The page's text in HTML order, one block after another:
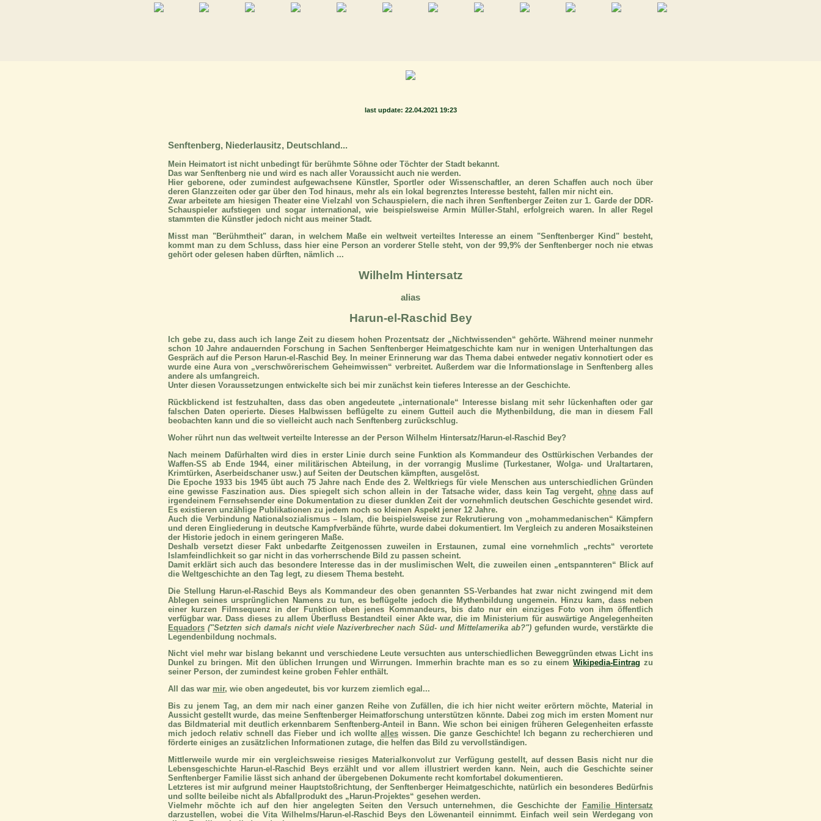
last update: 22.04.2021 19:23
Senftenberg, Niederlausitz, Deutschland...
Mein Heimatort ist nicht unbedingt für berühmte Söhne oder Töchter der Stadt bekannt.
Das war Senftenberg nie und wird es nach aller Voraussicht auch nie werden.
Hier geborene, oder zumindest aufgewachsene Künstler, Sportler oder Wissenschaftler, an deren Schaffen auch noch über
deren Glanzzeiten oder gar über den Tod hinaus, mehr als ein lokal begrenztes Interesse besteht, fallen mir nicht ein.
Zwar arbeitete am hiesigen Theater eine Vielzahl von Schauspielern, die nach ihren Senftenberger Zeiten zur 1. Garde der DDR-
Schauspieler aufstiegen und sogar international, wie beispielsweise Armin Müller-Stahl, erfolgreich waren. In aller Regel
stammten die Künstler jedoch nicht aus meiner Stadt.
Misst man "Berühmtheit" daran, in welchem Maße ein weltweit verteiltes Interesse an einem "Senftenberger Kind" besteht,
kommt man zu dem Schluss, dass hier eine Person an vorderer Stelle steht, von der 99,9% der Senftenberger noch nie etwas
gehört oder gelesen haben dürften, nämlich ...
Wilhelm Hintersatz
alias
Harun-el-Raschid Bey
Ich gebe zu, dass auch ich lange Zeit zu diesem hohen Prozentsatz der „Nichtwissenden“ gehörte. Während meiner nunmehr
schon 10 Jahre andauernden Forschung in Sachen Senftenberger Heimatgeschichte kam nur in wenigen Unterhaltungen das
Gespräch auf die Person Harun-el-Raschid Bey. In meiner Erinnerung war das Thema dabei entweder negativ konnotiert oder es
wurde eine Aura von „verschwörerischem Geheimwissen“ verbreitet. Außerdem war die Informationslage in Senftenberg alles
andere als umfangreich.
Unter diesen Voraussetzungen entwickelte sich bei mir zunächst kein tieferes Interesse an der Geschichte.
Rückblickend ist festzuhalten, dass das oben angedeutete „internationale“ Interesse bislang mit sehr lückenhaften oder gar
falschen Daten operierte. Dieses Halbwissen beflügelte zu einem Gutteil auch die Mythenbildung, die man in diesem Fall
beobachten kann und die so vielleicht auch nach Senftenberg zurückschlug.
Woher rührt nun das weltweit verteilte Interesse an der Person Wilhelm Hintersatz/Harun-el-Raschid Bey?
Nach meinem Dafürhalten wird dies in erster Linie durch seine Funktion als Kommandeur des Osttürkischen Verbandes der
Waffen-SS ab Ende 1944, einer militärischen Abteilung, in der vorrangig Muslime (Turkestaner, Wolga- und Uraltartaren,
Krimtürken, Aserbeidschaner usw.) auf Seiten der Deutschen kämpften, ausgelöst.
Die Epoche 1933 bis 1945 übt auch 75 Jahre nach Ende des 2. Weltkriegs für viele Menschen aus unterschiedlichen Gründen
eine gewisse Faszination aus. Dies spiegelt sich schon allein in der Tatsache wider, dass kein Tag vergeht, ohnedass auf
irgendeinem Fernsehsender eine Dokumentation zu dieser dunklen Zeit der vornehmlich deutschen Geschichte gesendet wird.
Es existieren unzählige Publikationen zu jedem noch so kleinen Aspekt jener 12 Jahre.
Auch die Verbindung Nationalsozialismus – Islam, die beispielsweise zur Rekrutierung von „mohammedanischen“ Kämpfern
und deren Eingliederung in deutsche Kampfverbände führte, wurde dabei dokumentiert. Im Vergleich zu anderen Mosaiksteinen
der Historie jedoch in einem geringeren Maße.
Deshalb versetzt dieser Fakt unbedarfte Zeitgenossen zuweilen in Erstaunen, zumal eine vornehmlich „rechts“ verortete
Islamfeindlichkeit so gar nicht in das vorherrschende Bild zu passen scheint.
Damit erklärt sich auch das besondere Interesse das in der muslimischen Welt, die zuweilen einen „entspannteren“ Blick auf
die Weltgeschichte an den Tag legt, zu diesem Thema besteht.
Die Stellung Harun-el-Raschid Beys als Kommandeur des oben genannten SS-Verbandes hat zwar nicht zwingend mit dem
Ablegen seines ursprünglichen Namens zu tun, es beflügelte jedoch die Mythenbildung ungemein. Hinzu kam, dass neben
einer kurzen Filmsequenz in der Funktion eben jenes Kommandeurs, bis dato nur ein einziges Foto von ihm öffentlich
verfügbar war. Dass dieses zu allem Überfluss Bestandteil einer Akte war, die im Ministerium für auswärtige Angelegenheiten
Equadors ("Setzten sich damals nicht viele Naziverbrecher nach Süd- und Mittelamerika ab?")gefunden wurde, verstärkte die
Legendenbildung nochmals.
Nicht viel mehr war bislang bekannt und verschiedene Leute versuchten aus unterschiedlichen Beweggründen etwas Licht ins
Dunkel zu bringen. Mit den üblichen Irrungen und Wirrungen. Immerhin brachte man es so zu einem Wikipedia-Eintrag zu
seiner Person, der zumindest keine groben Fehler enthält.
All das war mir, wie oben angedeutet, bis vor kurzem ziemlich egal...
Bis zu jenem Tag, an dem mir nach einer ganzen Reihe von Zufällen, die ich hier nicht weiter erörtern möchte, Material in
Aussicht gestellt wurde, das meine Senftenberger Heimatforschung unterstützen könnte. Dabei zog mich im ersten Moment nur
das Bildmaterial mit deutlich erkennbarem Senftenberg-Anteil in Bann. Wie schon bei einigen früheren Gelegenheiten erfasste
mich jedoch relativ schnell das Fieber und ich wollte alles wissen. Die ganze Geschichte! Ich begann zu recherchieren und
förderte einiges an zusätzlichen Informationen zutage, die helfen das Bild zu vervollständigen.
Mittlerweile wurde mir ein vergleichsweise riesiges Materialkonvolut zur Verfügung gestellt, auf dessen Basis nicht nur die
Lebensgeschichte Harun-el-Raschid Beys erzählt und vor allem illustriert werden kann. Nein, auch die Geschichte seiner
Senftenberger Familie lässt sich anhand der übergebenen Dokumente recht komfortabel dokumentieren.
Letzteres ist mir aufgrund meiner Hauptstoßrichtung, der Senftenberger Heimatgeschichte, natürlich ein besonderes Bedürfnis
und sollte beileibe nicht als Abfallprodukt des „Harun-Projektes“ gesehen werden.
Vielmehr möchte ich auf den hier angelegten Seiten den Versuch unternehmen, die Geschichte der Familie Hintersatz
darzustellen, wobei die Vita Wilhelms/Harun-el-Raschid Beys den Löwenanteil einnimmt. Einfach weil sein Werdegang von